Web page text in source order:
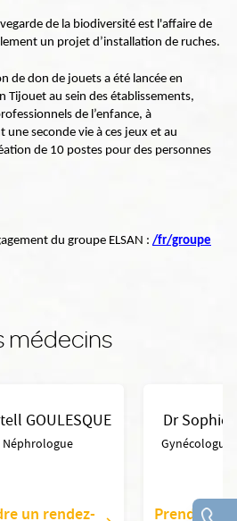
de la biodiversité est l'affaire de
un projet d’installation de ruches.
de don de jouets a été lancée en
Tijouet au sein des établissements,
de l’enfance, à
une seconde vie à ces jeux et au
de 10 postes pour des personnes
du groupe ELSAN : /fr/groupe
médecins
GOULESQUE
Néphrologue
un rendez-
Dr Sophie
Gynécologue
Prendre un